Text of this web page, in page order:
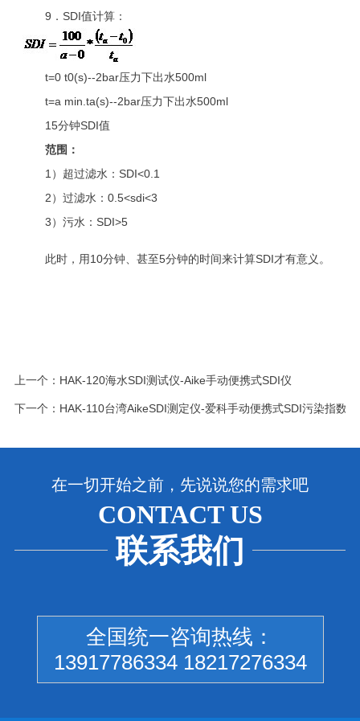
9．SDI值计算：
t=0 t0(s)--2bar压力下出水500ml
t=a min.ta(s)--2bar压力下出水500ml
15分钟SDI值
范围：
1）超过滤水：SDI<0.1
2）过滤水：0.5<sdi<3
3）污水：SDI>5
此时，用10分钟、甚至5分钟的时间来计算SDI才有意义。
上一个： HAK-120海水SDI测试仪-Aike手动便携式SDI仪
下一个： HAK-110台湾AikeSDI测定仪-爱科手动便携式SDI污染指数
在一切开始之前，先说说您的需求吧
CONTACT US
联系我们
全国统一咨询热线：
13917786334 18217276334